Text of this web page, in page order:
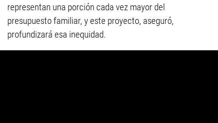
representan una porción cada vez mayor del
presupuesto familiar, y este proyecto, aseguró,
profundizará esa inequidad.